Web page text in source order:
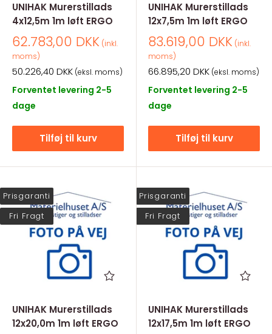
UNIHAK Murerstillads
4x12,5m 1m løft ERGO
Salgspris
62.783,00 DKK (inkl.
moms)
Salgspris
50.226,40 DKK (eksl. moms)
Forventet levering 2-5
dage
Tilføj til kurv
UNIHAK Murerstillads
12x7,5m 1m løft ERGO
Salgspris
83.619,00 DKK (inkl.
moms)
Salgspris
66.895,20 DKK (eksl. moms)
Forventet levering 2-5
dage
Tilføj til kurv
Prisgaranti
Fri Fragt
UNIHAK Murerstillads
12x20,0m 1m løft ERGO
Prisgaranti
Fri Fragt
UNIHAK Murerstillads
12x17,5m 1m løft ERGO